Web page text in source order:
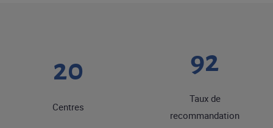
20
Centres
92
Taux de
recommandation